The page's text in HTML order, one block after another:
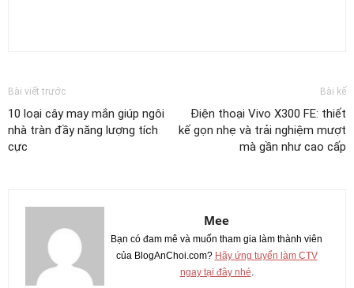
Bài viết trước
10 loại cây may mắn giúp ngôi
nhà tràn đầy năng lượng tích
cực
Bài kế
Điện thoại Vivo X300 FE: thiết
kế gọn nhẹ và trải nghiệm mượt
mà gần như cao cấp
Mee
Bạn có đam mê và muốn tham gia làm thành viên
của BlogAnChoi.com? Hãy ứng tuyển làm CTV
ngay tại đây nhé.